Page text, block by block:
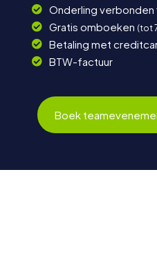
Onderling verbonden
Gratis omboeken (tot
Betaling met
BTW-factuur
Boek